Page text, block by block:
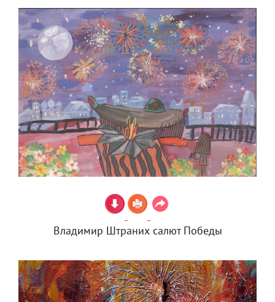
Владимир Штраних салют Победы